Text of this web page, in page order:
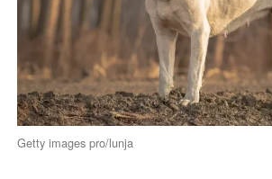
Getty images pro/lunja